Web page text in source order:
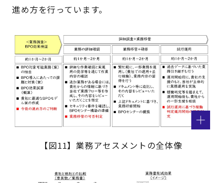
進め方を行っています。
【図11】業務アセスメントの全体像